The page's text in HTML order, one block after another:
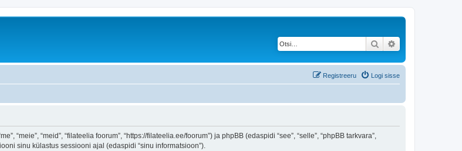
Otsi
Logi sisse
Registreeru
“meie”, “meid”, “filateelia foorum”, “https://filateelia.ee/foorum”) ja phpBB (edaspidi “see”, “selle”, “phpBB tarkvara”,
sinu külastus sessiooni ajal (edaspidi “sinu informatsioon”).